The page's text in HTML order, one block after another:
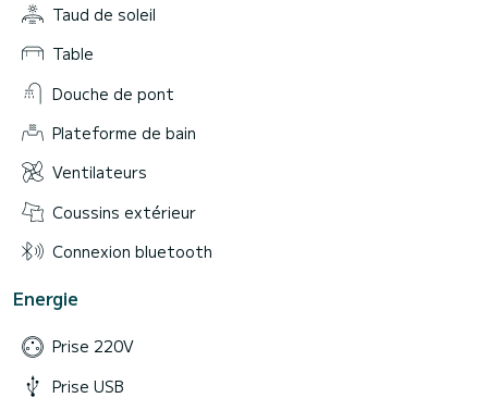
Taud de soleil
Table
Douche de pont
Plateforme de bain
Ventilateurs
Coussins extérieur
Connexion bluetooth
Energie
Prise 220V
Prise USB